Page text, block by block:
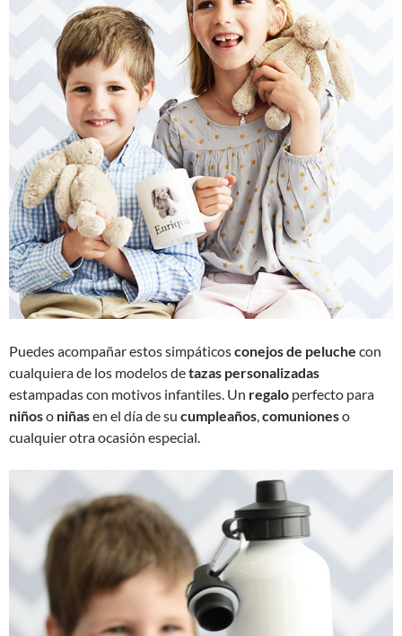
Puedes acompañar estos simpáticosconejos de peluche con
cualquiera de los modelos detazas personalizadas
estampadas con motivos infantiles. Un regalo perfecto para
niñoso niñasen el día de su cumpleaños comunioneso
cualquier otra ocasión especial.